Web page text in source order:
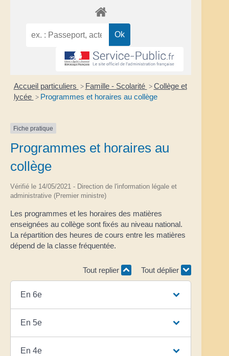
Accueil particuliers > Famille - Scolarité > Collège et
lycée > Programmes et horaires au collège
Fiche pratique
Programmes et horaires au
collège
Vérifié le 14/05/2021 - Direction de l'information légale et
administrative (Premier ministre)
Les programmes et les horaires des matières
enseignées au collège sont fixés au niveau national.
La répartition des heures de cours entre les matières
dépend de la classe fréquentée.
Tout replier Tout déplier
En 6e
En 5e
En 4e